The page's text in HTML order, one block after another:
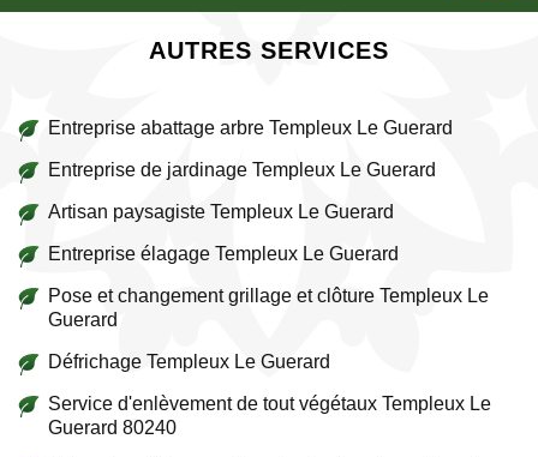
AUTRES SERVICES
Entreprise abattage arbre Templeux Le Guerard
Entreprise de jardinage Templeux Le Guerard
Artisan paysagiste Templeux Le Guerard
Entreprise élagage Templeux Le Guerard
Pose et changement grillage et clôture Templeux Le
Guerard
Défrichage Templeux Le Guerard
Service d'enlèvement de tout végétaux Templeux Le
Guerard 80240